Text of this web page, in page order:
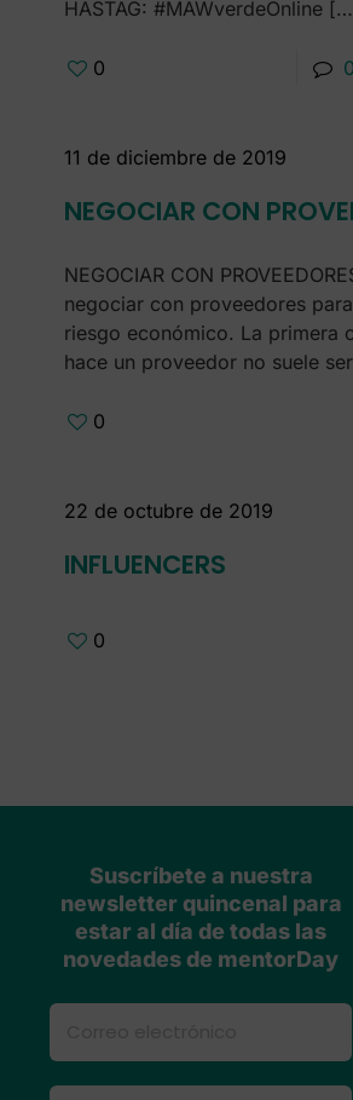
HASTAG: #MAWverdeOnline
0 0
11 de diciembre de 2019
NEGOCIAR CON
NEGOCIAR CON
negociar con proveedores
riesgo económico. La primera
hace un proveedor no suele
0
22 de octubre de 2019
INFLUENCERS
0
Suscríbete a nuestra
newsletter quincenal para
estar al día de todas las
novedades de mentorDay